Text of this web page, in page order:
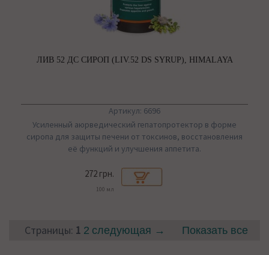
ЛИВ 52 ДС СИРОП (LIV.52 DS SYRUP), HIMALAYA
Артикул: 6696
Усиленный аюрведический гепатопротектор в форме
сиропа для защиты печени от токсинов, восстановления
её функций и улучшения аппетита.
272 грн.
100 мл
Страницы: 1 2 следующая → Показать все